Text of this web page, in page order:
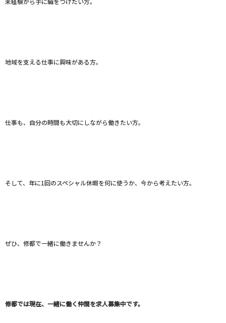
地域を支える仕事に興味がある方。
仕事も、自分の時間も大切にしながら働きたい方。
そして、年に1回のスペシャル休暇を何に使うか、今から考えたい方。
ぜひ、修都で一緒に働きませんか？
修都では現在、一緒に働く仲間を求人募集中です。